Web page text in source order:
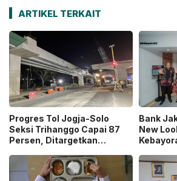
ARTIKEL TERKAIT
Progres Tol Jogja-Solo
Seksi Trihanggo Capai 87
Persen, Ditargetkan
Bawen Agustus 2026
Bank
New
Modern